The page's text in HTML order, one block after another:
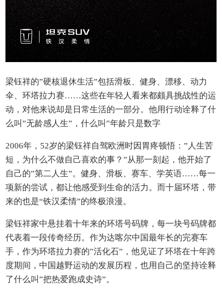
梁钰祥的”硬核退休生活”包括滑板、健身、漂移、动力
伞、环塔拉力赛……这些在年轻人看来都颇具挑战性的运
动，对他来说却是日常生活的一部分。他用行动诠释了什
么叫”无龄感人生”，什么叫”年龄只是数字
2006年，52岁的梁钰祥自驾欧洲时因胃疼顿悟：”人生苦
短，为什么不做自己喜欢的事？”从那一刻起，他开始了
自己的”第二人生”。健身、滑板、赛车、学英语……每一
项新的尝试，都让他感受到生命的活力。而十届环塔，带
来的也是“铁汉柔情”的终极浪漫。
梁钰祥家中悬挂着十年来的环塔号码牌，每一块号码牌都
代表着一段传奇经历。作为达喀尔中国最年长的完赛车
手，作为环塔拉力赛的”活化石”，他见证了环塔在十年跨
度期间，中国越野运动的发展历程，也用自己的坚持诠释
了什么叫”把热爱跑成史诗”。